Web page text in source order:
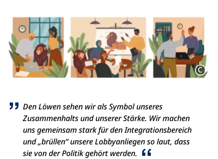
Den Löwen sehen wir als Symbol unseres
Zusammenhalts und unserer Stärke. Wir machen
uns gemeinsam stark für den Integrationsbereich
und „brüllen“ unsere Lobbyanliegen so laut, dass
sie von der Politik gehört werden.